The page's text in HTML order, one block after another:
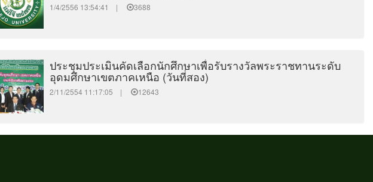
1/4/2556 13:54:41 | 3688
ประชุมประเมินคัดเลือกนักศึกษาเพื่อรับรางวัลพระราชทานระดับ
อุดมศึกษาเขตภาคเหนือ (วันที่สอง)
2/11/2554 11:17:05 | 12643